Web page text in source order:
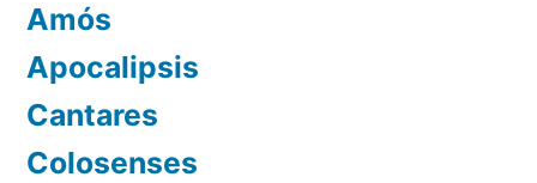
Amós
Apocalipsis
Cantares
Colosenses